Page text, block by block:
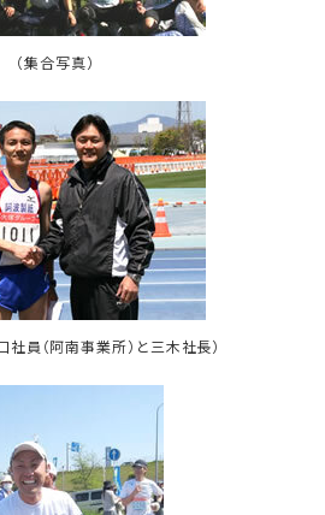
（集合写真）
社員（阿南事業所）と三木社長）